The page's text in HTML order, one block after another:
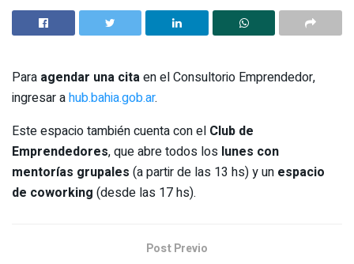
Para agendar una citaen el Consultorio Emprendedor,
ingresar ahub.bahia.gob.ar.
Este espacio también cuenta con el Club de
Emprendedores, que abre todos los lunes con
mentorías grupales (a partir de las 13 hs) y un espacio
de coworking (desde las 17 hs).
Post Previo